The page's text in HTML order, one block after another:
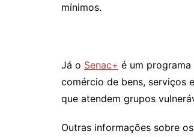
mínimos.
Já o Senac+ é um
comércio de bens, serviços
que atendem grupos
Outras informações sobre